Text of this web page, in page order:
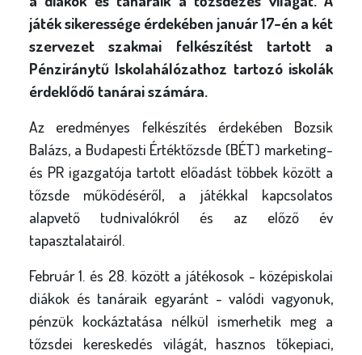
játék sikeressége érdekében január 17-én a két
szervezet szakmai felkészítést tartott a
Pénziránytű Iskolahálózathoz tartozó iskolák
érdeklődő tanárai számára.
Az eredményes felkészítés érdekében Bozsik
Balázs, a Budapesti Értéktőzsde (BÉT) marketing-
és PR igazgatója tartott előadást többek között a
tőzsde működéséről, a játékkal kapcsolatos
alapvető tudnivalókról és az előző év
tapasztalatairól.
Február 1. és 28. között a játékosok - középiskolai
diákok és tanáraik egyaránt - valódi vagyonuk,
pénzük kockáztatása nélkül ismerhetik meg a
tőzsdei kereskedés világát, hasznos tőkepiaci,